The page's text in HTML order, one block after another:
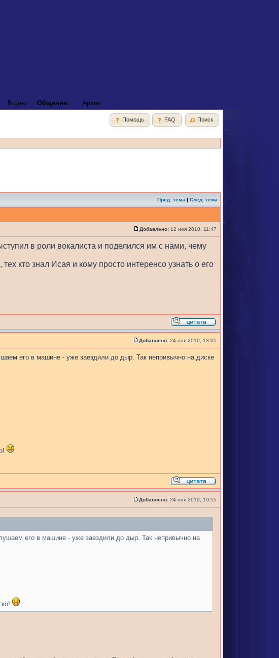
Видео Общение Архив
Помощь FAQ
Поиск
Пред. тема | След. тема
Добавлено: 12 ноя 2010, 11:47
в роли вокалиста и поделился им с нами, чему
кто знал Исая и кому просто интеренсо узнать о его
Добавлено: 24 ноя 2010, 13:05
его в машине - уже заездили до дыр. Так непривычно на диске
Добавлено: 24 ноя 2010, 19:55
его в машине - уже заездили до дыр. Так непривычно на